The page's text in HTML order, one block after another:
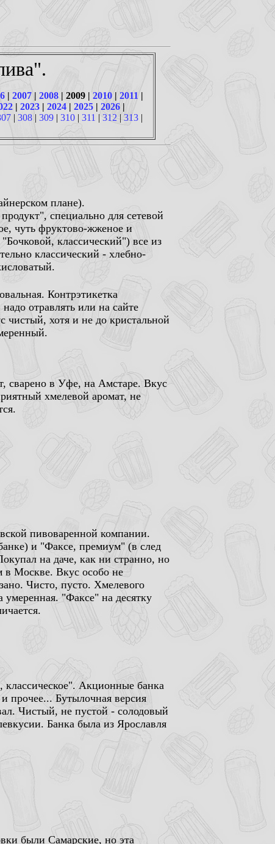
| 2007| 2008| 2009 | 2010| 2011|
| 2023| 2024| 2025| 2026|
| 308| 309| 310| 311 | 312 | 313|
плане).
специально для сетевой
чуть фруктово-жженое и
классический") все из
классический - хлебно-
Контрэтикетка
отравлять или на сайте
чистый, хотя и не до кристальной
сварено в Уфе, на Амстаре. Вкус
хмелевой аромат, не
пивоваренной компании.
и "Факсе, премиум" (в след
на даче, как ни странно, но
в Москве. Вкус особо не
Чисто, пусто. Хмелевого
умеренная. "Факсе" на десятку
классическое". Акционные банка
прочее... Бутылочная версия
Чистый, не пустой - солодовый
Банка была из Ярославля
были Самарские, но эта